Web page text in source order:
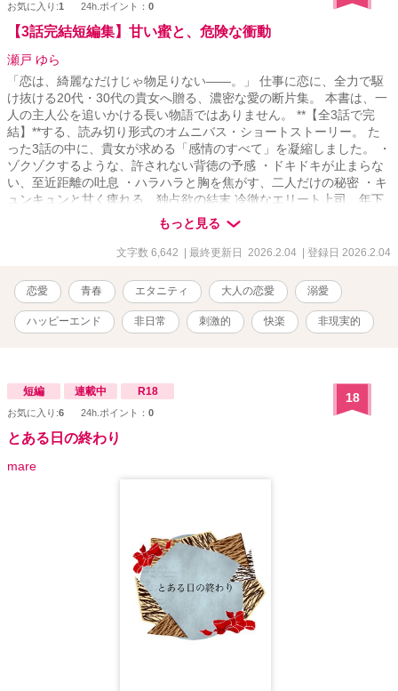
お気に入り:1 24h.ポイント： 0
【3話完結短編集】甘い蜜と、危険な衝動
瀬戸 ゆら
「恋は、綺麗なだけじゃ物足りない――。」 仕事に恋に、全力で駆
け抜ける20代・30代の貴女へ贈る、濃密な愛の断片集。 本書は、一
人の主人公を追いかける長い物語ではありません。 **【全3話で完
結】**する、読み切り形式のオムニバス・ショートストーリー。 た
った3話の中に、貴女が求める「感情のすべて」を凝縮しました。 ・
ゾクゾクするような、許されない背徳の予感 ・ドキドキが止まらな
い、至近距離の吐息 ・ハラハラと胸を焦がす、二人だけの秘密 ・キ
ュンキュンと甘く痺れる、独占欲の結末 冷徹なエリート上司、年下
の危険な誘惑、忘れられないかつての恋人……。 エピソードごとに
異なる主人公とシチュエーションで「衝動」を呼び覚まします。
「長編を読む時間はないけれど、ドキドキ・キュンキュン・ハラハ
す笑
もっと見る
文字数 6,642 | 最終更新日 2026.2.04 | 登録日 2026.2.04
恋愛 青春 エタニティ 大人の恋愛 溺愛
ハッピーエンド 非日常 刺激的 快楽 非現実的
短編 連載中 R18
お気に入り:6 24h.ポイント： 0
18
とある日の終わり
mare